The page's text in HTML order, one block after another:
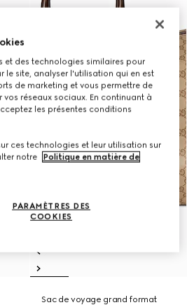
Sac de voyage grand format
et des technologies similaires pour
le site, analyser l'utilisation qui en est
de marketing et vous permettre de
réseaux sociaux. En continuant à
les présentes conditions
ces technologies et leur utilisation sur
notre
Politique en matière de
PARAMÈTRES DES
COOKIES